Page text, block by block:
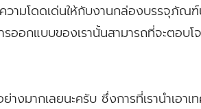
ามโดดเด่นให้กับงานกล่องบรรจุภัณฑ์
ออกแบบของเรานั้นสามารถที่จะตอบ
งมากเลยนะครับ ซึ่งการที่เรานำเอา